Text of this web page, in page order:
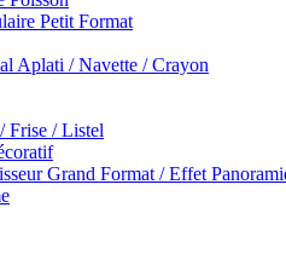
Petit Format
Aplati / Navette / Crayon
Frise / Listel
Grand Format / Effet